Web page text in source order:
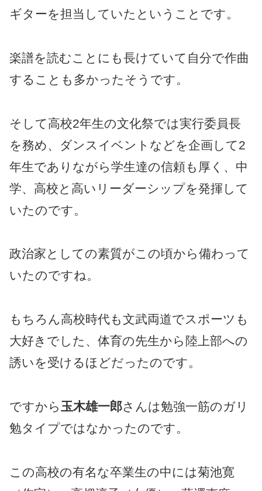
ギターを担当していたということです。
楽譜を読むことにも長けていて自分で作曲
することも多かったそうです。
そして高校2年生の文化祭では実行委員長
を務め、ダンスイベントなどを企画して2
年生でありながら学生達の信頼も厚く、中
学、高校と高いリーダーシップを発揮して
いたのです。
政治家としての素質がこの頃から備わって
いたのですね。
もちろん高校時代も文武両道でスポーツも
大好きでした、体育の先生から陸上部への
誘いを受けるほどだったのです。
ですから 玉木雄一郎さんは勉強一筋のガリ
勉タイプではなかったのです。
この高校の有名な卒業生の中には菊池寛